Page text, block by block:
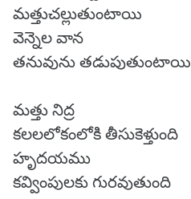
మత్తుచల్లుతుంటాయి
వెన్నెల వాన
తనువును తడుపుతుంటాయి
మత్తు నిద్ర
కలలలోకంలోకి తీసుకెళ్తుంది
హృదయము
కవ్వింపులకు గురవుతుంది